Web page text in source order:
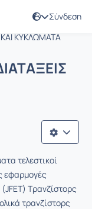
Σύνδεση
KYKΛΩMATA
τελεστικοί
εφαρμογές
Τρανζίστορς
τρανζίστορς